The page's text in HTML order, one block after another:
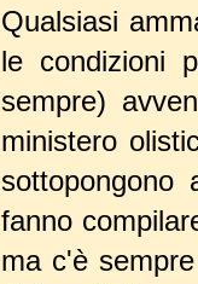
Qualsiasi
le condizioni
sempre)
ministero
fanno
ma c'è